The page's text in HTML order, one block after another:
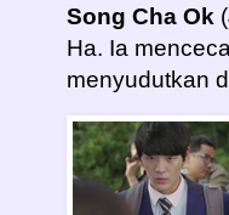
Song Cha Ok (
Ha. Ia
menyudutkan